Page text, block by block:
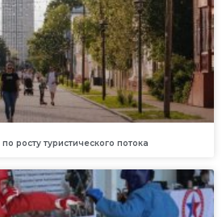
росту туристического потока